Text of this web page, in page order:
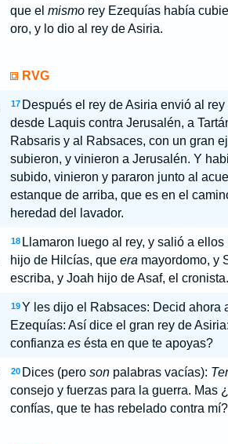
que el mismorey Ezequías había
oro, y lo dio al rey de Asiria.
RVG
17 Después el rey de Asiria envió al
desde Laquis contra Jerusalén, a
Rabsaris y al Rabsaces, con un gran
subieron, y vinieron a Jerusalén. Y
subido, vinieron y pararon junto al
estanque de arriba, que es en el
heredad del lavador.
18 Llamaron luego al rey, y salió a
hijo de Hilcías, que era mayordomo, y
escriba, y Joah hijo de Asaf, el cronista.
19 Y les dijo el Rabsaces: Decid ahora
Ezequías: Así dice el gran rey de
confianza esésta en que te apoyas?
20 Dices (pero sonpalabras vacías):
consejo y fuerzas para la guerra. Mas
confías, que te has rebelado contra mí?